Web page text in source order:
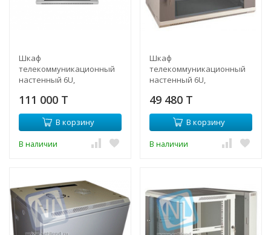
Шкаф
телекоммуникационный
настенный 6U,
111 000 T
В корзину
В наличии
Шкаф
телекоммуникационный
настенный 6U,
49 480 T
В корзину
В наличии